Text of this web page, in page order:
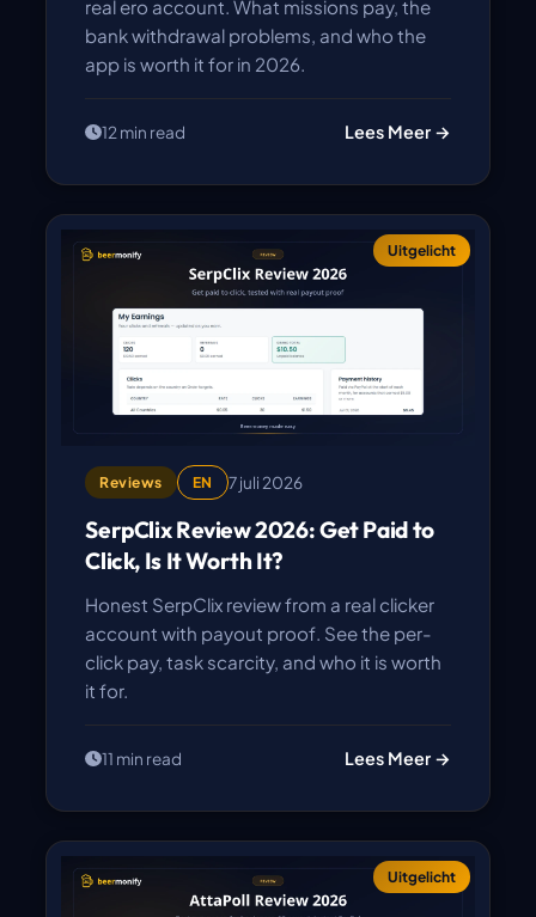
real ero account. What missions pay, the
bank withdrawal problems, and who the
app is worth it for in 2026.
12 min read Lees Meer →
Uitgelicht
Reviews EN 7 juli 2026
SerpClix Review 2026: Get Paid to
Click, Is It Worth It?
Honest SerpClix review from a real clicker
account with payout proof. See the per-
click pay, task scarcity, and who it is worth
it for.
11 min read Lees Meer →
Uitgelicht